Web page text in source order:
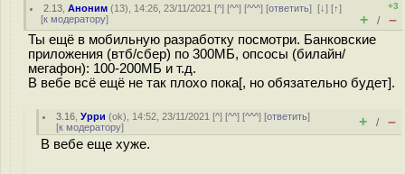
2.13 ,Аноним (13), 14:26, 23/11/2021 [^] [^^] [^^^] [ответить][↓] [↑]
[к модератору]
+3
+ / –
Ты ещё в мобильную разработку посмотри. Банковские
приложения (втб/сбер) по 300МБ, опсосы (билайн/
мегафон): 100-200МБ и т.д.
В вебе всё ещё не так плохо пока[, но обязательно будет].
3.16 ,Урри (ok), 14:52, 23/11/2021 [^] [^^] [^^^] [ответить]
[к модератору] + / –
В вебе еще хуже.